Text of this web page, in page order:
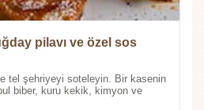
pilavı ve özel sos
tel şehriyeyi soteleyin. Bir kasenin
biber, kuru kekik, kimyon ve